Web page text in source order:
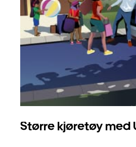
Større kjøretøy med